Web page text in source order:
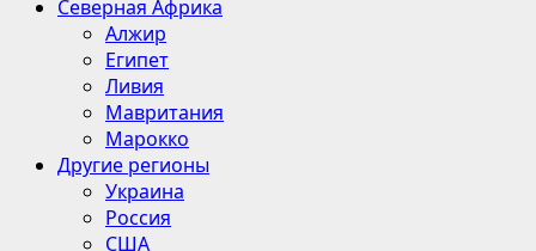
Северная Африка
Алжир
Египет
Ливия
Мавритания
Марокко
Другие регионы
Украина
Россия
США